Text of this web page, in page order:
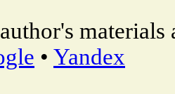
materials
• Yandex